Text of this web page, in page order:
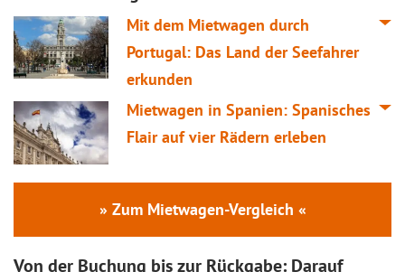
Mit dem Mietwagen durch
Portugal: Das Land der Seefahrer
erkunden
Mietwagen in Spanien: Spanisches
Flair auf vier Rädern erleben
» Zum Mietwagen-Vergleich «
Von der Buchung bis zur Rückgabe: Darauf